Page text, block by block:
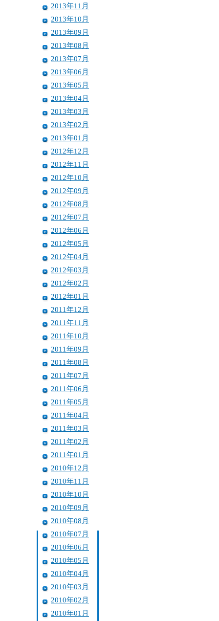
2013年11月
2013年10月
2013年09月
2013年08月
2013年07月
2013年06月
2013年05月
2013年04月
2013年03月
2013年02月
2013年01月
2012年12月
2012年11月
2012年10月
2012年09月
2012年08月
2012年07月
2012年06月
2012年05月
2012年04月
2012年03月
2012年02月
2012年01月
2011年12月
2011年11月
2011年10月
2011年09月
2011年08月
2011年07月
2011年06月
2011年05月
2011年04月
2011年03月
2011年02月
2011年01月
2010年12月
2010年11月
2010年10月
2010年09月
2010年08月
2010年07月
2010年06月
2010年05月
2010年04月
2010年03月
2010年02月
2010年01月